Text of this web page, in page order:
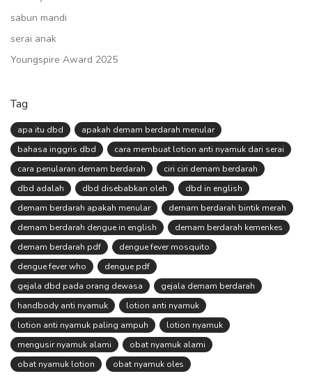
sabun mandi
serai anak
Youngspire Award 2025
Tag
apa itu dbd
apakah demam berdarah menular
bahasa inggris dbd
cara membuat lotion anti nyamuk dari serai
cara penularan demam berdarah
ciri ciri demam berdarah
dbd adalah
dbd disebabkan oleh
dbd in english
demam berdarah apakah menular
demam berdarah bintik merah
demam berdarah dengue in english
demam berdarah kemenkes
demam berdarah pdf
dengue fever mosquito
dengue fever who
dengue pdf
gejala dbd pada orang dewasa
gejala demam berdarah
handbody anti nyamuk
lotion anti nyamuk
lotion anti nyamuk paling ampuh
lotion nyamuk
mengusir nyamuk alami
obat nyamuk alami
obat nyamuk lotion
obat nyamuk oles